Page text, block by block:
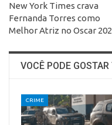
New York Times crava
Fernanda Torres como
Melhor Atriz no Oscar
VOCÊ PODE
CRIME